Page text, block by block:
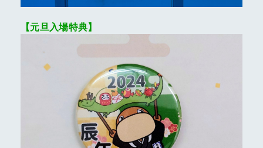
公式オンラインショップ
団体のお客さま
プレスリリース
移動水族館のお知らせ
番組、映像制作会社の方へ
公式SNS
【元旦入場特典】